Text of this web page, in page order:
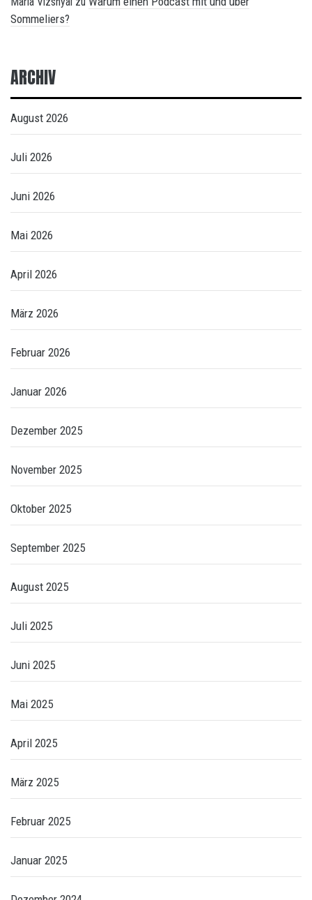
Sommeliers?
ARCHIV
August 2026
Juli 2026
Juni 2026
Mai 2026
April 2026
März 2026
Februar 2026
Januar 2026
Dezember 2025
November 2025
Oktober 2025
September 2025
August 2025
Juli 2025
Juni 2025
Mai 2025
April 2025
März 2025
Februar 2025
Januar 2025